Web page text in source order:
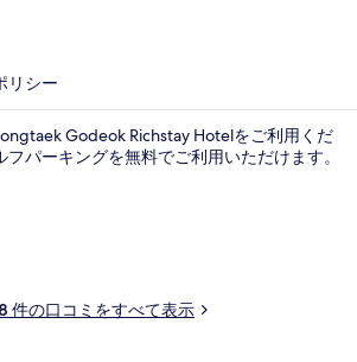
リシー
Godeok Richstay Hotelをご利用くだ
パーキングを無料でご利用いただけます。
件の口コミをすべて表示